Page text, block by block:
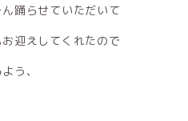
踊らせていただいて
迎えしてくれたので
う、